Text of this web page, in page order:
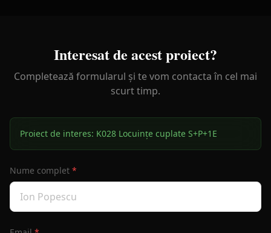
Interesat de acest proiect?
Completează formularul și te vom contacta în cel mai
scurt timp.
Proiect de interes: K028 Locuințe cuplate S+P+1E
Nume complet *